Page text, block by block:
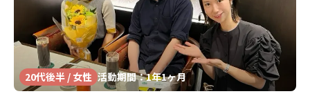
20代後半 / 女性 活動期間：1年1ヶ月